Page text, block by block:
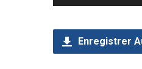
audio
Enregistrer